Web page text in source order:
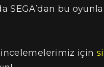
SEGA’dan bu
için